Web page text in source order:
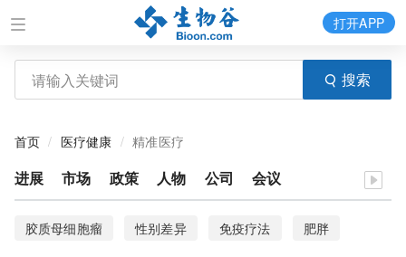
搜索
打开APP
首页 医疗健康 精准医疗
进展 市场 政策 人物 公司 会议
胶质母细胞瘤 性别差异 免疫疗法
肥胖